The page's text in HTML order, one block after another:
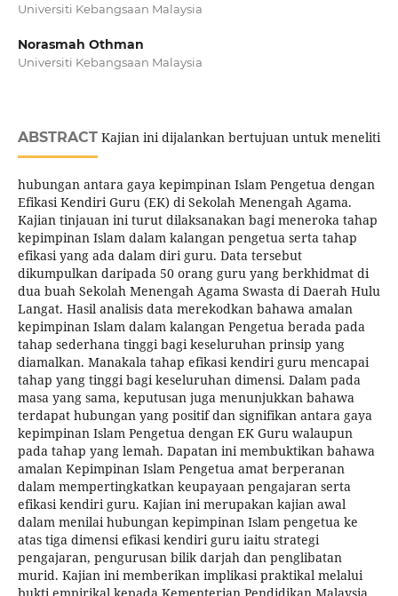
Universiti Kebangsaan Malaysia
Norasmah Othman
Universiti Kebangsaan Malaysia
ABSTRACTKajian ini dijalankan bertujuan untuk meneliti
hubungan antara gaya kepimpinan Islam Pengetua dengan
Efikasi Kendiri Guru (EK) di Sekolah Menengah Agama.
Kajian tinjauan ini turut dilaksanakan bagi meneroka tahap
kepimpinan Islam dalam kalangan pengetua serta tahap
efikasi yang ada dalam diri guru. Data tersebut
dikumpulkan daripada 50 orang guru yang berkhidmat di
dua buah Sekolah Menengah Agama Swasta di Daerah Hulu
Langat. Hasil analisis data merekodkan bahawa amalan
kepimpinan Islam dalam kalangan Pengetua berada pada
tahap sederhana tinggi bagi keseluruhan prinsip yang
diamalkan. Manakala tahap efikasi kendiri guru mencapai
tahap yang tinggi bagi keseluruhan dimensi. Dalam pada
masa yang sama, keputusan juga menunjukkan bahawa
terdapat hubungan yang positif dan signifikan antara gaya
kepimpinan Islam Pengetua dengan EK Guru walaupun
pada tahap yang lemah. Dapatan ini membuktikan bahawa
amalan Kepimpinan Islam Pengetua amat berperanan
dalam mempertingkatkan keupayaan pengajaran serta
efikasi kendiri guru. Kajian ini merupakan kajian awal
dalam menilai hubungan kepimpinan Islam pengetua ke
atas tiga dimensi efikasi kendiri guru iaitu strategi
pengajaran, pengurusan bilik darjah dan penglibatan
murid. Kajian ini memberikan implikasi praktikal melalui